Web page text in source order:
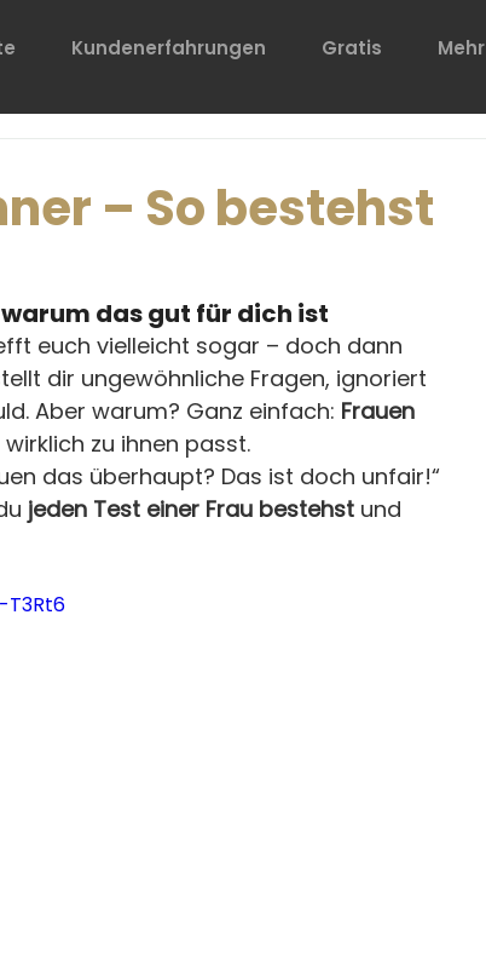
Kundenerfahrungen Gratis Mehr
– So bestehst
das gut für dich ist
euch vielleicht sogar – doch dann
dir ungewöhnliche Fragen, ignoriert
Aber warum? Ganz einfach: Frauen
zu ihnen passt.
das überhaupt? Das ist doch unfair!“
jeden Test einer Frau bestehst und
T3Rt6